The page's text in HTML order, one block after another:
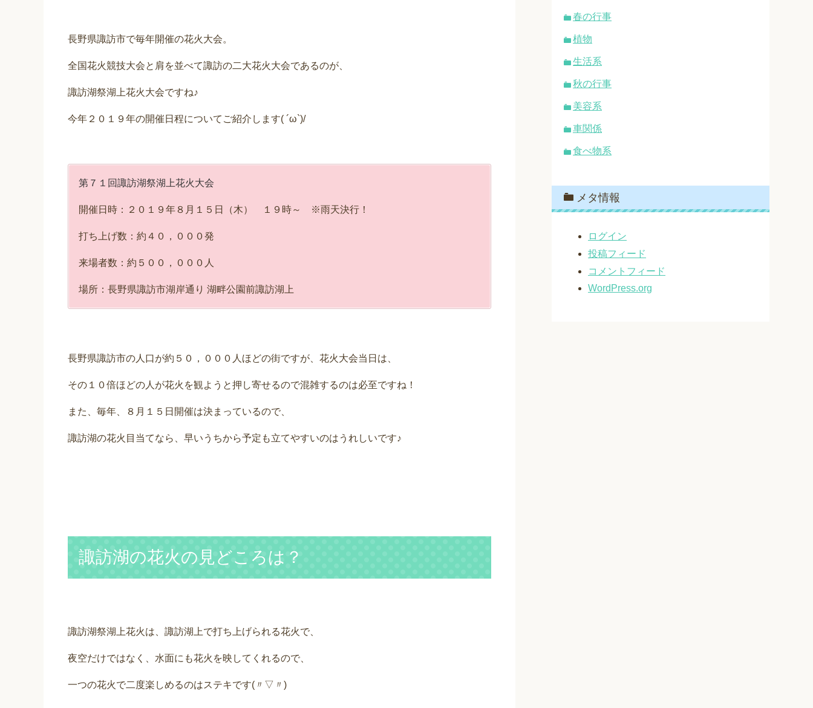
長野県諏訪市で毎年開催の花火大会。
全国花火競技大会と肩を並べて諏訪の二大花火大会であるのが、
諏訪湖祭湖上花火大会ですね♪
今年２０１９年の開催日程についてご紹介します( ´ω`)/
第７１回諏訪湖祭湖上花火大会
開催日時：２０１９年８月１５日（木） １９時～ ※雨天決行！
打ち上げ数：約４０，０００発
来場者数：約５００，０００人
場所：長野県諏訪市湖岸通り 湖畔公園前諏訪湖上
長野県諏訪市の人口が約５０，０００人ほどの街ですが、花火大会当日は、
その１０倍ほどの人が花火を観ようと押し寄せるので混雑するのは必至ですね！
また、毎年、８月１５日開催は決まっているので、
諏訪湖の花火目当てなら、早いうちから予定も立てやすいのはうれしいです♪
諏訪湖の花火の見どころは？
諏訪湖祭湖上花火は、諏訪湖上で打ち上げられる花火で、
夜空だけではなく、水面にも花火を映してくれるので、
一つの花火で二度楽しめるのはステキです(〃▽〃)
春の行事
植物
生活系
秋の行事
美容系
車関係
食べ物系
メタ情報
ログイン
投稿フィード
コメントフィード
WordPress.org